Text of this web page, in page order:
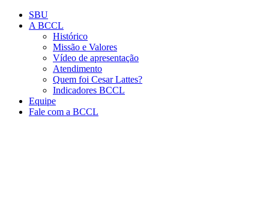
Conteúdo principal
SBU
A BCCL
Histórico
Missão e Valores
Vídeo de apresentação
Atendimento
Quem foi Cesar Lattes?
Indicadores BCCL
Equipe
Fale com a BCCL